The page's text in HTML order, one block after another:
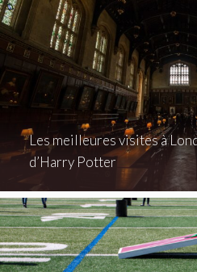
Les meilleures visites à
d’Harry Potter